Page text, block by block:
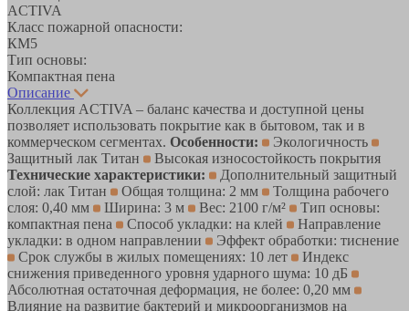
ACTIVA
Класс пожарной опасности:
КМ5
Тип основы:
Компактная пена
Описание
Коллекция ACTIVA – баланс качества и доступной цены
позволяет использовать покрытие как в бытовом, так и в
коммерческом сегментах. Особенности:
Экологичность
Защитный лак Титан
Высокая износостойкость покрытия
Технические характеристики:
Дополнительный защитный
слой: лак Титан
Общая толщина: 2 мм
Толщина рабочего
слоя: 0,40 мм
Ширина: 3 м Вес: 2100 г/м²
Тип основы:
компактная пена
Способ укладки: на клей
Направление
укладки: в одном направлении
Эффект обработки: тиснение
Срок службы в жилых помещениях: 10 лет
Индекс
снижения приведенного уровня ударного шума: 10 дБ
Абсолютная остаточная деформация, не более: 0,20 мм
Влияние на развитие бактерий и микроорганизмов на